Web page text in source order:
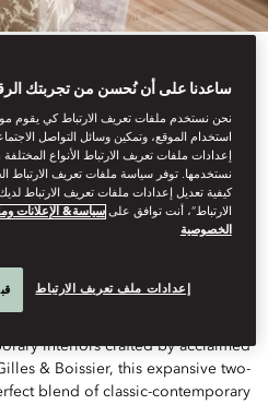
View All
BEDROOM
FAMILY SUITE
interiors crafted by acclaimed
& Boissier, this expansive two-
blend of classic-contemporary
ساعدنا على أن نُحسن من تجربتك
نحن نستخدم ملفات تعريف الارتباط كي يقوم
استخدام الموقع، وتمكين وسائل التواصل
إعدادات ملفات تعريف الارتباط الأنواع
نستخدمها. توفر سياسة ملفات تعريف الارتباط
كيفية تعديل إعدادات ملفات تعريف الارتباط
الارتباط”، أنت توافق علىسياسة& الإعلانات
الخصوصية
إعدادات ملف تعريف الارتباط